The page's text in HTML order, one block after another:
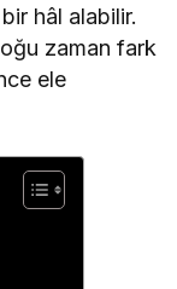
hâl alabilir.
zaman fark
ele